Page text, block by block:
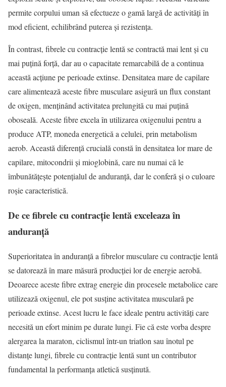
permite corpului uman să efectueze o gamă largă de activități în
mod eficient, echilibrând puterea și rezistența.
În contrast, fibrele cu contracție lentă se contractă mai lent și cu
mai puțină forță, dar au o capacitate remarcabilă de a continua
această acțiune pe perioade extinse. Densitatea mare de capilare
care alimentează aceste fibre musculare asigură un flux constant
de oxigen, menținând activitatea prelungită cu mai puțină
oboseală. Aceste fibre excela în utilizarea oxigenului pentru a
produce ATP, moneda energetică a celulei, prin metabolism
aerob. Această diferență crucială constă în densitatea lor mare de
capilare, mitocondrii și mioglobină, care nu numai că le
îmbunătățește potențialul de anduranță, dar le conferă și o culoare
roșie caracteristică.
De ce fibrele cu contracție lentă exceleaza în
anduranță
Superioritatea în anduranță a fibrelor musculare cu contracție lentă
se datorează în mare măsură producției lor de energie aerobă.
Deoarece aceste fibre extrag energie din procesele metabolice care
utilizează oxigenul, ele pot susține activitatea musculară pe
perioade extinse. Acest lucru le face ideale pentru activități care
necesită un efort minim pe durate lungi. Fie că este vorba despre
alergarea la maraton, ciclismul într-un triatlon sau înotul pe
distanțe lungi, fibrele cu contracție lentă sunt un contributor
fundamental la performanța atletică susținută.